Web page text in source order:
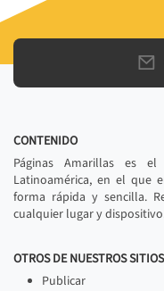
CONTENIDO
Páginas Amarillas es
Latinoamérica, en el que
forma rápida y sencilla.
cualquier lugar y
OTROS DE NUESTROS SITIOS
Publicar